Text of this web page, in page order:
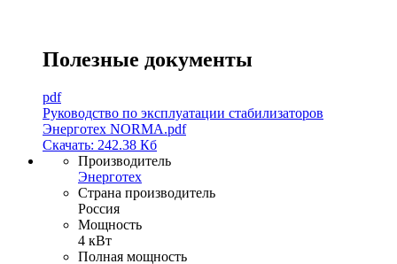
Полезные документы
pdf
Руководство по эксплуатации стабилизаторов
Энерготех NORMA.pdf
Скачать: 242.38 Кб
Производитель
Энерготех
Страна производитель
Россия
Мощность
4 кВт
Полная мощность